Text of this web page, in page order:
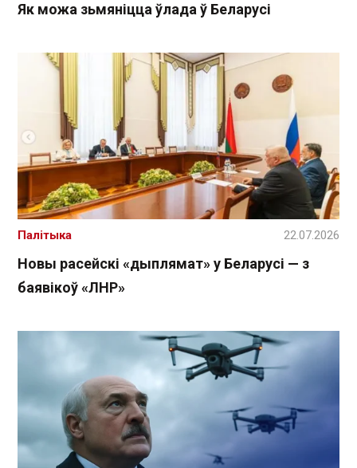
Як можа зьмяніцца ўлада ў Беларусі
Новы расейскі «дыплямат» у Беларусі — з
баявікоў «ЛНР»
Палітыка 22.07.2026